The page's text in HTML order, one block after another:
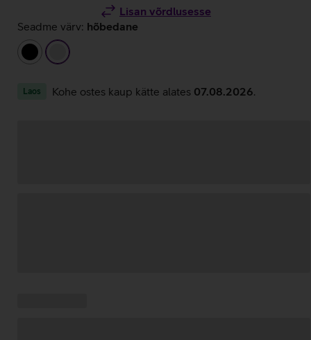
Lisan võrdlusesse
Seadme värv: hõbedane
must
hõbedane
Laos Kohe ostes kaup kätte alates 07.08.2026